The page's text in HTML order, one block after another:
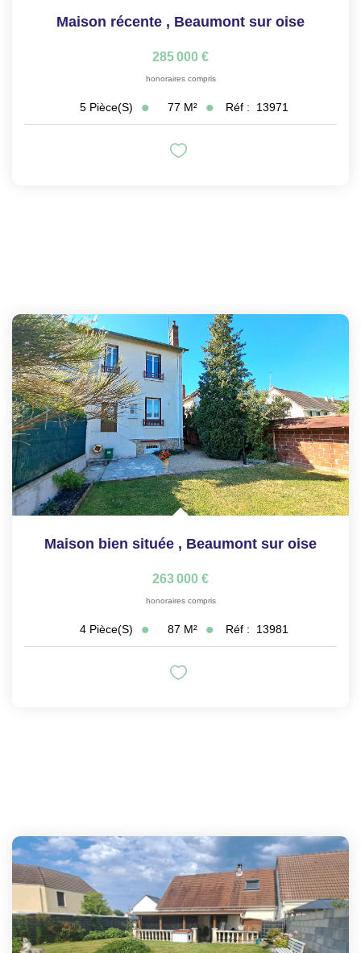
Maison récente , Beaumont sur oise
285 000 €
honoraires compris
5 Pièce(s) 77 M² Réf : 13971
Maison bien située , Beaumont sur oise
263 000 €
honoraires compris
4 Pièce(s) 87 M² Réf : 13981